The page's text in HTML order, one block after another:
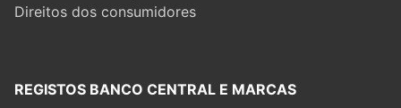
Direitos dos consumidores
REGISTOS BANCO CENTRAL E MARCAS